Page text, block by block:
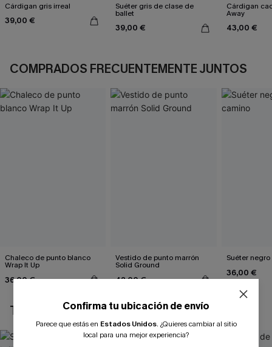
Cárdigan gris irreal
39,00 €
Suéter gris de clase de
ballet
39,00 €
Cárdigan
Away
43,00 €
COMPRADOS FRECUENTEMENTE JUNTOS
Chaleco de punto blanco
Wrap It Up
36,00 €
Vestido de punto marrón
Solid Ground
42,00 €
Suéter
36,00 €
TAMBIÉN TE PUEDE GUSTAR
Confirma tu ubicación de envío
Parece que estás en Estados Unidos. ¿Quieres cambiar al sitio
local para una mejor experiencia?